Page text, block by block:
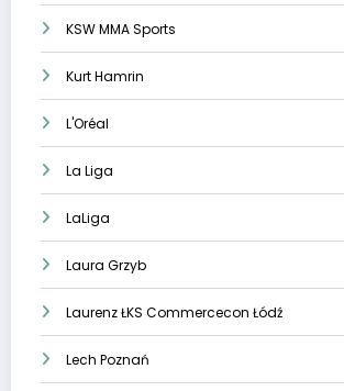
KSW MMA Sports
Kurt Hamrin
L'Oréal
La Liga
LaLiga
Laura Grzyb
Laurenz ŁKS Commercecon Łódź
Lech Poznań